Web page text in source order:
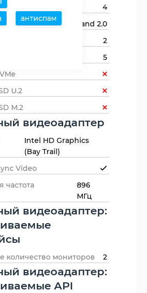
антиспам
4
3.0 and 2.0
SATA
2
5
U.2
M.2
видеоадаптер
Intel HD Graphics
(Bay Trail)
Video
частота
896
МГц
видеоадаптер:
количество мониторов 2
видеоадаптер:
API